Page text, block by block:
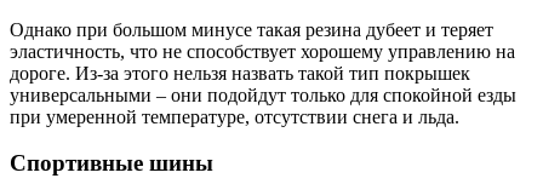
Однако при большом минусе такая резина дубеет и теряет
эластичность, что не способствует хорошему управлению на
дороге. Из-за этого нельзя назвать такой тип покрышек
универсальными – они подойдут только для спокойной езды
при умеренной температуре, отсутствии снега и льда.
Спортивные шины